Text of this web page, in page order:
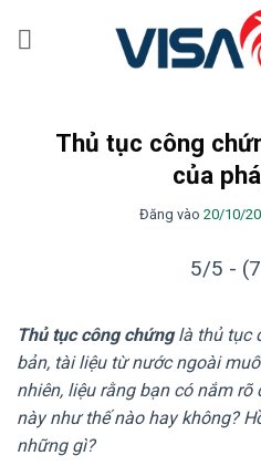
Thủ tục công
của
Đăng vào 20/10/
5/5 -
Thủ tục công chứnglà thủ tục
bản, tài liệu từ nước ngoài
nhiên, liệu rằng bạn có nắm
này như thế nào hay không?
những gì?